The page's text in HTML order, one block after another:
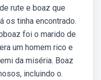
rute e boaz que
os tinha encontrado.
foi o marido de
um homem rico e
da miséria. Boaz
incluindo o.